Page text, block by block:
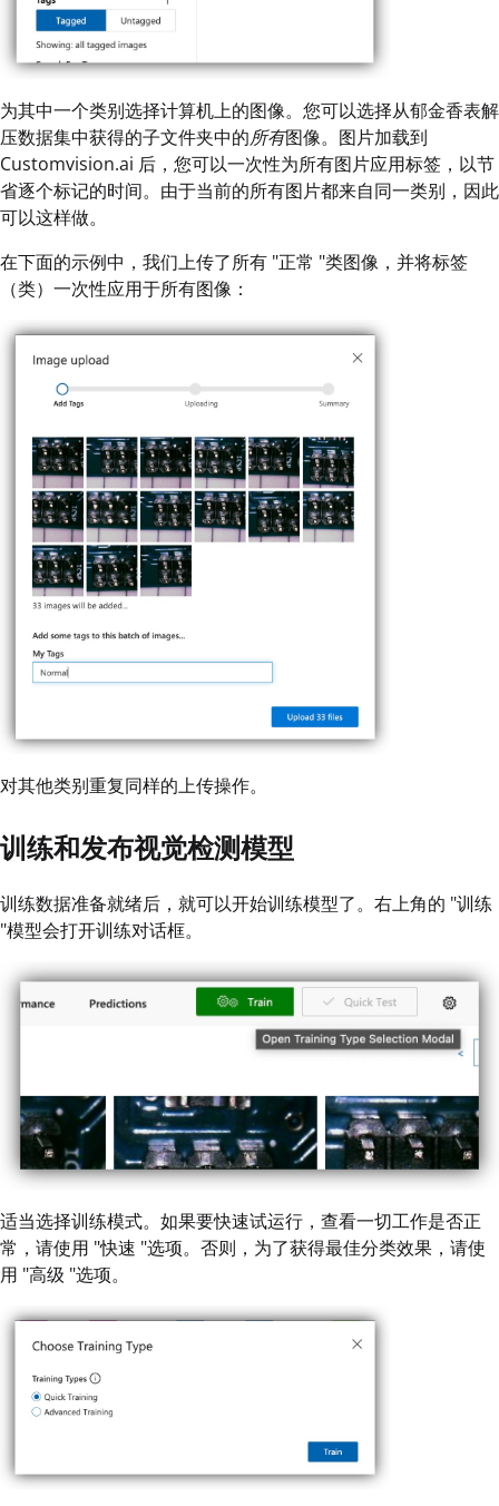
为其中一个类别选择计算机上的图像。您可以选择从郁金香表解
压数据集中获得的子文件夹中的所有图像。图片加载到
Customvision.ai 后，您可以一次性为所有图片应用标签，以节
省逐个标记的时间。由于当前的所有图片都来自同一类别，因此
可以这样做。
在下面的示例中，我们上传了所有 "正常 "类图像，并将标签
（类）一次性应用于所有图像：
对其他类别重复同样的上传操作。
训练和发布视觉检测模型
训练数据准备就绪后，就可以开始训练模型了。右上角的 "训练
"模型会打开训练对话框。
适当选择训练模式。如果要快速试运行，查看一切工作是否正
常，请使用 "快速 "选项。否则，为了获得最佳分类效果，请使
用 "高级 "选项。